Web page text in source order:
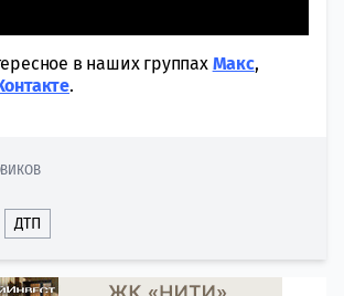
в наших группах Макс,
.
ДТП